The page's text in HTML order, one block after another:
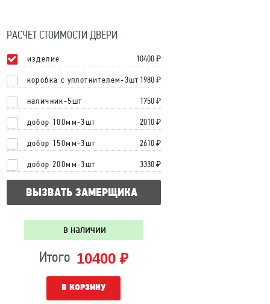
РАСЧЕТ СТОИМОСТИ ДВЕРИ
изделие 10400₽
коробка с уплотнителем-3шт 1980 ₽
наличник-5шт 1750 ₽
добор 100мм-3шт 2010 ₽
добор 150мм-3шт 2610 ₽
добор 200мм-3шт 3330 ₽
ВЫЗВАТЬ ЗАМЕРЩИКА
в наличии
Итого 10400 ₽
В КОРЗИНУ